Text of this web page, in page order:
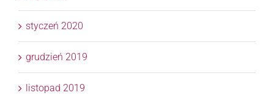
styczeń 2020
grudzień 2019
listopad 2019